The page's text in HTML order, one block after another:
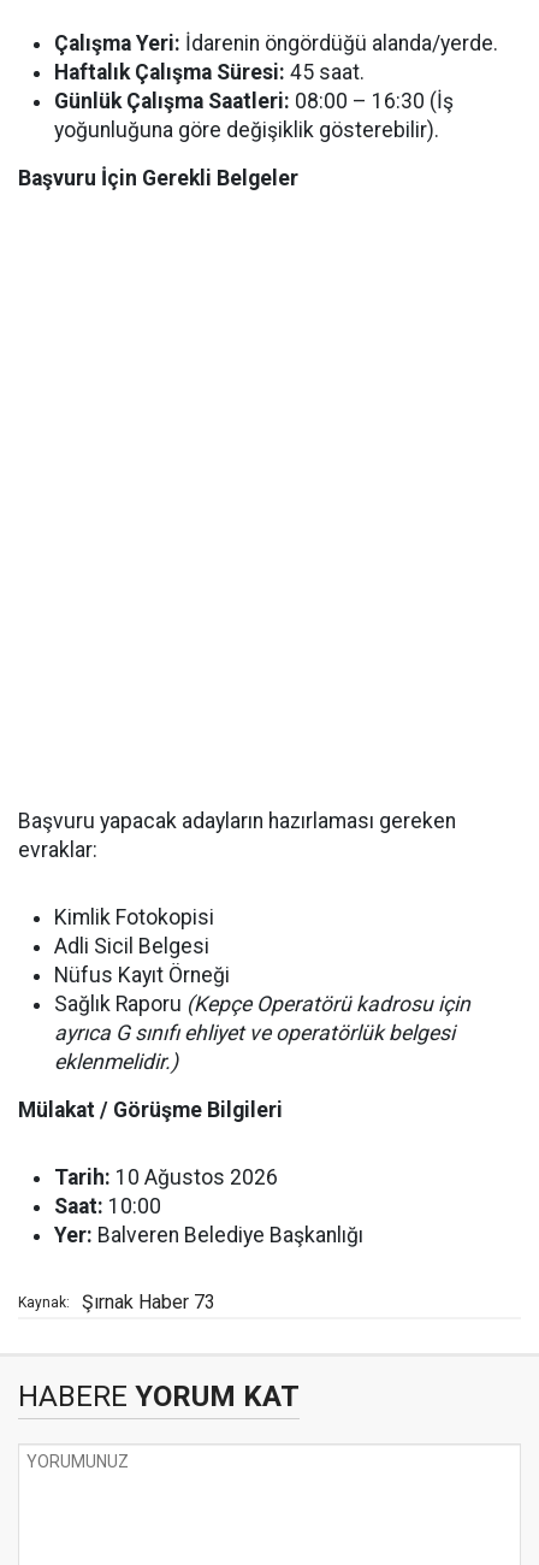
Çalışma Yeri: İdarenin öngördüğü alanda/yerde.
Haftalık Çalışma Süresi: 45 saat.
Günlük Çalışma Saatleri: 08:00 – 16:30 (İş
yoğunluğuna göre değişiklik gösterebilir).
Başvuru İçin Gerekli Belgeler
Başvuru yapacak adayların hazırlaması gereken
evraklar:
Kimlik Fotokopisi
Adli Sicil Belgesi
Nüfus Kayıt Örneği
Sağlık Raporu (Kepçe Operatörü kadrosu için
ayrıca G sınıfı ehliyet ve operatörlük belgesi
eklenmelidir.)
Mülakat / Görüşme Bilgileri
Tarih: 10 Ağustos 2026
Saat: 10:00
Yer: Balveren Belediye Başkanlığı
Kaynak: Şırnak Haber 73
HABERE YORUM KAT